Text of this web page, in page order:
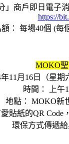
」商戶即日電
https://
： 每場40個 (每
MOKO
年11月16日（星期
時間： 上午
地點： MOKO新
紙的QR
環保方式傳遞